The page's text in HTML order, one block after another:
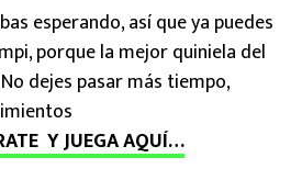
esperando, así que ya puedes
porque la mejor quiniela del
dejes pasar más tiempo,
Y JUEGA AQUÍ…